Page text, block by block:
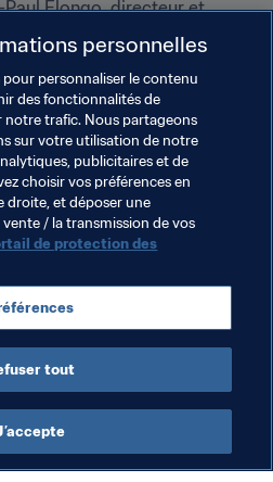
Elongo, directeur et
et les garçons jouent
règles communes. Le fait de
permet de s'ouvrir à l'autre
et de respect mutuel".
à l'apaisement de fortes
populations et une diminution
chez les jeunes.
Congo DR
personnelles
personnaliser le contenu
des fonctionnalités de
notre trafic. Nous partageons
sur votre utilisation de notre
publicitaires et de
choisir vos préférences en
droite, et déposer une
/ la transmission de vos
de protection des
tout